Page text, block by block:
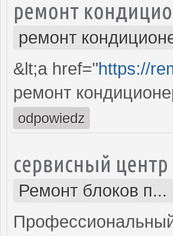
ремонт
ремонт
&lt;a href="https://
ремонт
odpowiedz
сервисный центр
Ремонт блоков